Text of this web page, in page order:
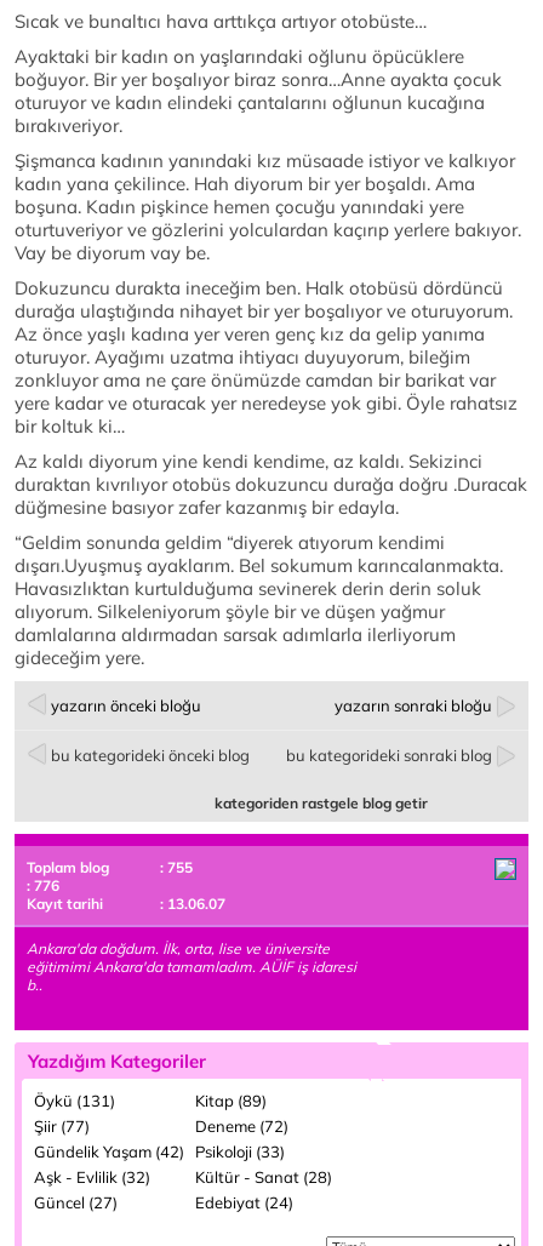
Sıcak ve bunaltıcı hava arttıkça artıyor otobüste…
Ayaktaki bir kadın on yaşlarındaki oğlunu öpücüklere
boğuyor. Bir yer boşalıyor biraz sonra…Anne ayakta çocuk
oturuyor ve kadın elindeki çantalarını oğlunun kucağına
bırakıveriyor.
Şişmanca kadının yanındaki kız müsaade istiyor ve kalkıyor
kadın yana çekilince. Hah diyorum bir yer boşaldı. Ama
boşuna. Kadın pişkince hemen çocuğu yanındaki yere
oturtuveriyor ve gözlerini yolculardan kaçırıp yerlere bakıyor.
Vay be diyorum vay be.
Dokuzuncu durakta ineceğim ben. Halk otobüsü dördüncü
durağa ulaştığında nihayet bir yer boşalıyor ve oturuyorum.
Az önce yaşlı kadına yer veren genç kız da gelip yanıma
oturuyor. Ayağımı uzatma ihtiyacı duyuyorum, bileğim
zonkluyor ama ne çare önümüzde camdan bir barikat var
yere kadar ve oturacak yer neredeyse yok gibi. Öyle rahatsız
bir koltuk ki…
Az kaldı diyorum yine kendi kendime, az kaldı. Sekizinci
duraktan kıvrılıyor otobüs dokuzuncu durağa doğru .Duracak
düğmesine basıyor zafer kazanmış bir edayla.
“Geldim sonunda geldim “diyerek atıyorum kendimi
dışarı.Uyuşmuş ayaklarım. Bel sokumum karıncalanmakta.
Havasızlıktan kurtulduğuma sevinerek derin derin soluk
alıyorum. Silkeleniyorum şöyle bir ve düşen yağmur
damlalarına aldırmadan sarsak adımlarla ilerliyorum
gideceğim yere.
yazarın önceki bloğu yazarın sonraki bloğu
bu kategorideki önceki blog bu kategorideki sonraki blog
kategoriden rastgele blog getir
Toplam blog
: 755
: 776
Kayıt tarihi
: 13.06.07
Ankara'da doğdum. İlk, orta, lise ve üniversite
eğitimimi Ankara'da tamamladım. AÜİF iş idaresi
b..
Yazdığım Kategoriler
Öykü (131)
Kitap (89)
Şiir (77)
Deneme (72)
Gündelik Yaşam (42)
Psikoloji (33)
Aşk - Evlilik (32)
Kültür - Sanat (28)
Güncel (27)
Edebiyat (24)